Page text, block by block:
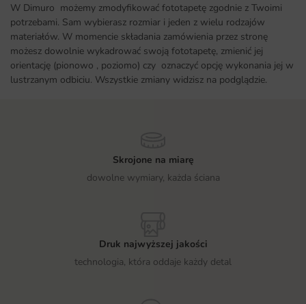
W Dimuro możemy zmodyfikować fototapetę zgodnie z Twoimi
potrzebami. Sam wybierasz rozmiar i jeden z wielu rodzajów
materiałów. W momencie składania zamówienia przez stronę
możesz dowolnie wykadrować swoją fototapetę, zmienić jej
orientację (pionowo , poziomo) czy oznaczyć opcję wykonania jej w
lustrzanym odbiciu. Wszystkie zmiany widzisz na podglądzie.
Skrojone na miarę
dowolne wymiary, każda ściana
Druk najwyższej jakości
technologia, która oddaje każdy detal